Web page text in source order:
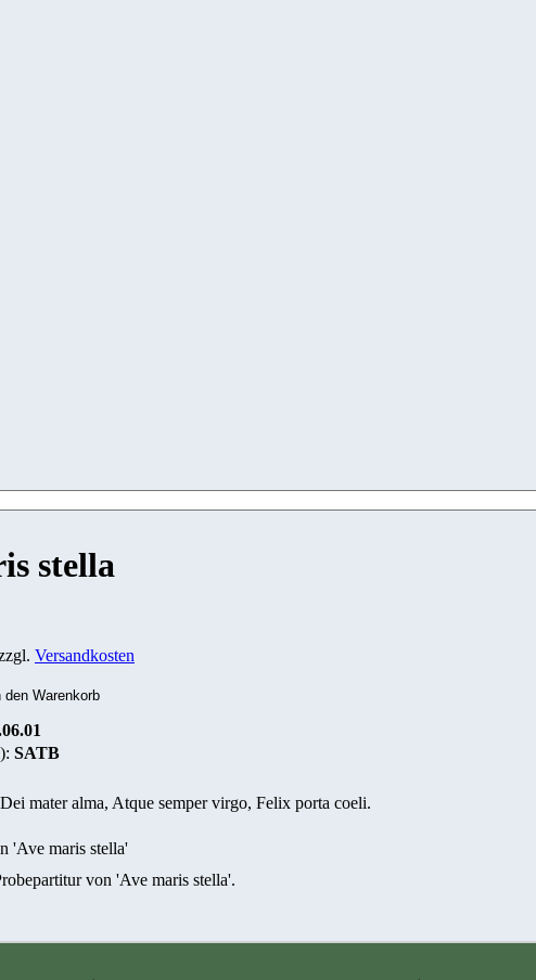
stella
Versandkosten
SATB
mater alma, Atque semper virgo, Felix porta coeli.
'Ave maris stella'
von 'Ave maris stella'.